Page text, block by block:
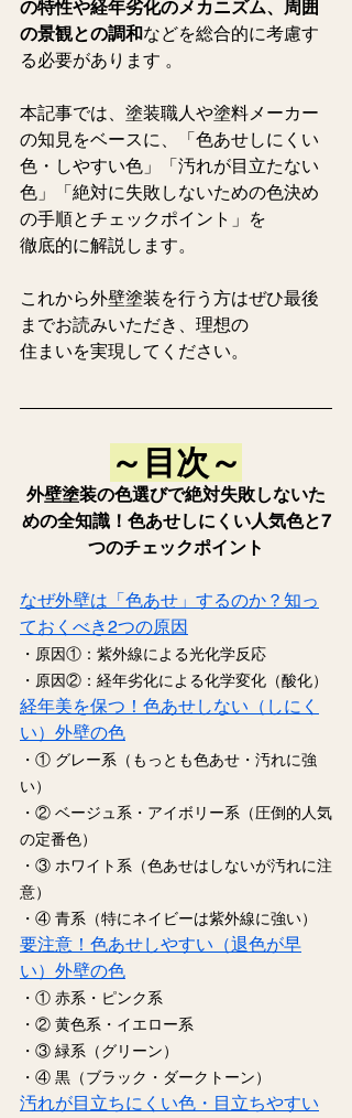
の特性や経年劣化のメカニズム、周囲
の景観との調和などを総合的に考慮す
る必要があります 。
本記事では、塗装職人や塗料メーカー
の知見をベースに、「色あせしにくい
色・しやすい色」「汚れが目立たない
色」「絶対に失敗しないための色決め
の手順とチェックポイント」を
徹底的に解説します。
これから外壁塗装を行う方はぜひ最後
までお読みいただき、理想の
住まいを実現してください。
～目次～
外壁塗装の色選びで絶対失敗しないた
めの全知識！色あせしにくい人気色と7
つのチェックポイント
なぜ外壁は「色あせ」するのか？知っ
ておくべき2つの原因
・原因①：紫外線による光化学反応
・原因②：経年劣化による化学変化（酸化）
経年美を保つ！色あせしない（しにく
い）外壁の色
・① グレー系（もっとも色あせ・汚れに強
い）
・② ベージュ系・アイボリー系（圧倒的人気
の定番色）
・③ ホワイト系（色あせはしないが汚れに注
意）
・④ 青系（特にネイビーは紫外線に強い）
要注意！色あせしやすい（退色が早
い）外壁の色
・① 赤系・ピンク系
・② 黄色系・イエロー系
・③ 緑系（グリーン）
・④ 黒（ブラック・ダークトーン）
汚れが目立ちにくい色・目立ちやすい